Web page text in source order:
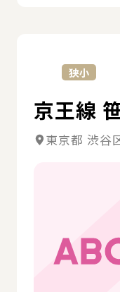
狭小
京王線
東京都 渋谷